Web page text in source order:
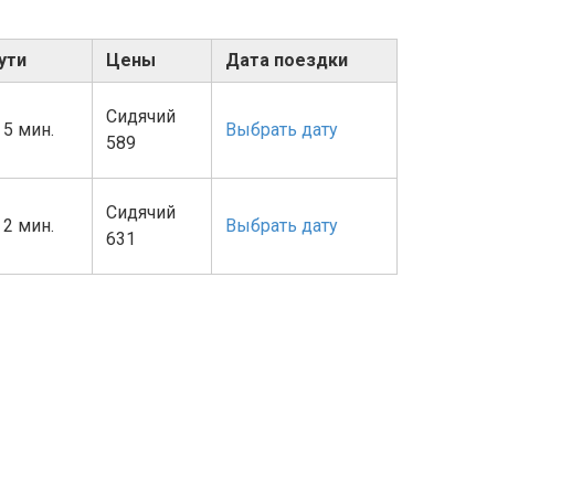
Цены Дата поездки
5 мин.
Сидячий
589
Выбрать дату
2 мин.
Сидячий
631
Выбрать дату